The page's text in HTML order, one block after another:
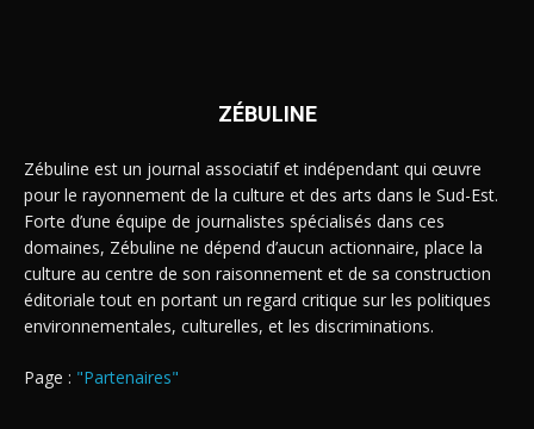
ZÉBULINE
Zébuline est un journal associatif et indépendant qui œuvre
pour le rayonnement de la culture et des arts dans le Sud-Est.
Forte d’une équipe de journalistes spécialisés dans ces
domaines, Zébuline ne dépend d’aucun actionnaire, place la
culture au centre de son raisonnement et de sa construction
éditoriale tout en portant un regard critique sur les politiques
environnementales, culturelles, et les discriminations.
Page : "Partenaires"